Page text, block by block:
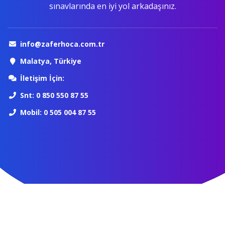
sınavlarında en iyi yol arkadaşınız.
info@zaferhoca.com.tr
Malatya, Türkiye
İletişim İçin:
Snt: 0 850 550 87 55
Mobil: 0 505 004 87 55